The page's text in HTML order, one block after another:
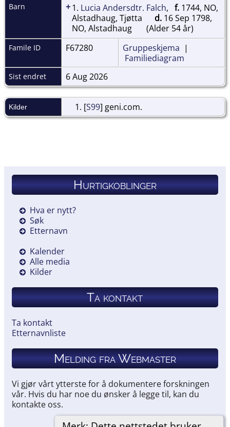
Barn +1. Lucia Andersdtr. Falch, f. 1744, NO,
Alstadhaug, Tjøtta
d. 16 Sep 1798,
NO, Alstadhaug
(Alder 54 år)
Famile ID F67280 Gruppeskjema |
Familiediagram
Sist endret 6 Aug 2026
Kilder [S99] geni.com.
Hurtigkoblinger
Hva er nytt?
Søk
Etternavn
Kalender
Alle media
Kilder
Ta kontakt
Ta kontakt
Etternavnliste
Melding fra Webmaster
Vi gjør vårt ytterste for å dokumentere forskningen
vår. Hvis du har noe du ønsker å legge til, kan du
kontakte oss.